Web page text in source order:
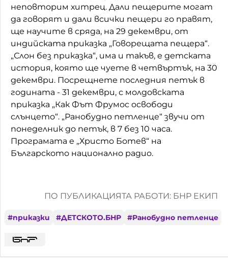
Домашен любимец
Питаме Ви
До ре ми
неповторим хитрец. Дали пещерите могат
да говорят и дали всички пещери го правят,
ще научите в сряда, на 29 декември, от
индийската приказка „Говорещата пещера“.
„Слон без приказка“, има и такъв, е детската
история, която ще чуете в четвъртък, на 30
декември. Посрещнете последния петък в
годината - 31 декември, с молдовската
приказка „Как Фът Фрумос освободи
слънцето“. „Ранобудно петленце“ звучи от
понеделник до петък, в 7 без 10 часа.
Програмата е „Христо Ботев“ на
Българското национално радио.
ПО ПУБЛИКАЦИЯТА РАБОТИ: БНР ЕКИП
#приказки #ДЕТСКОТО.БНР #Ранобудно петленце